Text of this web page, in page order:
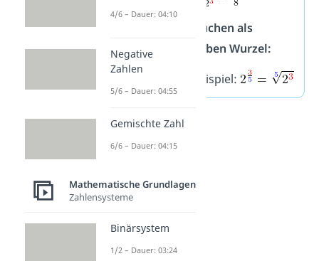
Potenzen mit Brüchen als
Exponent → Ergeben Wurzel:
Beispiel:
4/6 – Dauer: 04:10
Negative
Zahlen
5/6 – Dauer: 04:55
Gemischte Zahl
6/6 – Dauer: 04:15
Mathematische Grundlagen
Zahlensysteme
Binärsystem
1/2 – Dauer: 03:24